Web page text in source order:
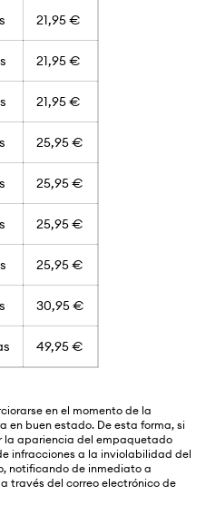
21,95 €
21,95 €
21,95 €
25,95 €
25,95 €
25,95 €
25,95 €
30,95 €
49,95 €
en el momento de la
en buen estado. De esta forma, si
la apariencia del empaquetado
infracciones a la inviolabilidad del
notificando de inmediato a
a través del correo electrónico de